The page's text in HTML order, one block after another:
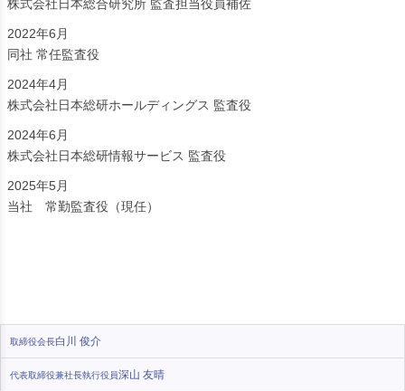
株式会社日本総合研究所 監査担当役員補佐
2022年6月
同社 常任監査役
2024年4月
株式会社日本総研ホールディングス 監査役
2024年6月
株式会社日本総研情報サービス 監査役
2025年5月
当社 常勤監査役（現任）
取締役会長白川 俊介
代表取締役兼社長執行役員深山 友晴